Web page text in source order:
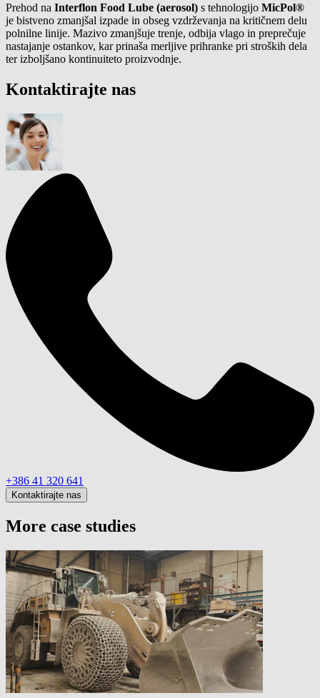
Prehod na Interflon Food Lube (aerosol) s tehnologijo MicPol®
je bistveno zmanjšal izpade in obseg vzdrževanja na kritičnem delu
polnilne linije. Mazivo zmanjšuje trenje, odbija vlago in preprečuje
nastajanje ostankov, kar prinaša merljive prihranke pri stroških dela
ter izboljšano kontinuiteto proizvodnje.
Kontaktirajte nas
+386 41 320 641
Kontaktirajte nas
More case studies